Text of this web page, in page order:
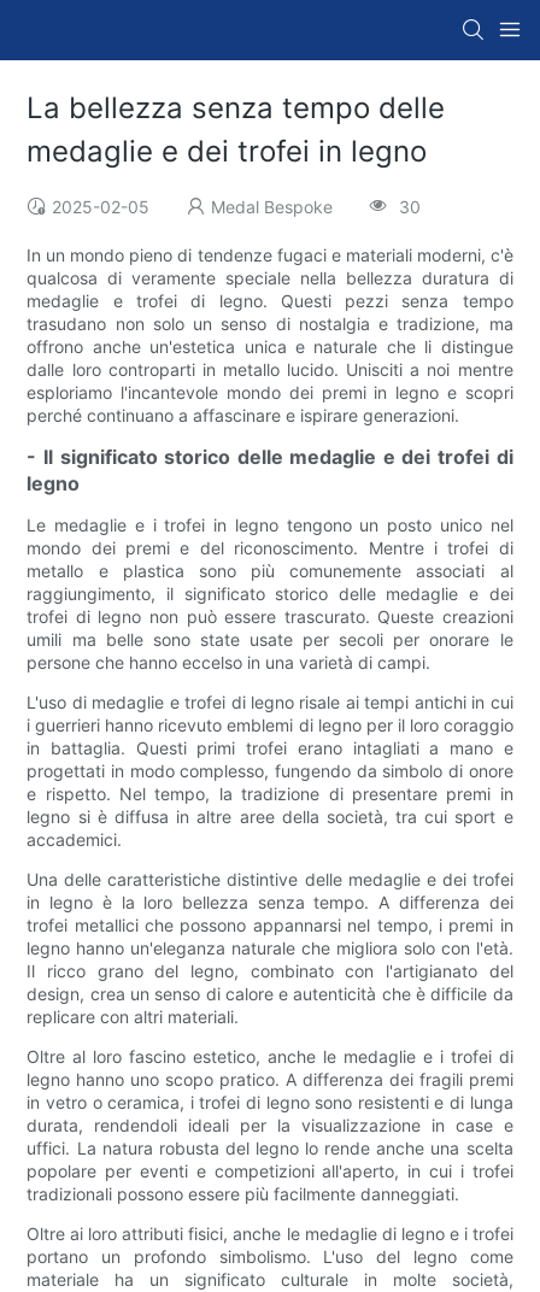
La bellezza senza tempo delle
medaglie e dei trofei in legno
2025-02-05 Medal Bespoke 30
In un mondo pieno di tendenze fugaci e materiali moderni, c'è
qualcosa di veramente speciale nella bellezza duratura di
medaglie e trofei di legno. Questi pezzi senza tempo
trasudano non solo un senso di nostalgia e tradizione, ma
offrono anche un'estetica unica e naturale che li distingue
dalle loro controparti in metallo lucido. Unisciti a noi mentre
esploriamo l'incantevole mondo dei premi in legno e scopri
perché continuano a affascinare e ispirare generazioni.
- Il significato storico delle medaglie e dei trofei di
legno
Le medaglie e i trofei in legno tengono un posto unico nel
mondo dei premi e del riconoscimento. Mentre i trofei di
metallo e plastica sono più comunemente associati al
raggiungimento, il significato storico delle medaglie e dei
trofei di legno non può essere trascurato. Queste creazioni
umili ma belle sono state usate per secoli per onorare le
persone che hanno eccelso in una varietà di campi.
L'uso di medaglie e trofei di legno risale ai tempi antichi in cui
i guerrieri hanno ricevuto emblemi di legno per il loro coraggio
in battaglia. Questi primi trofei erano intagliati a mano e
progettati in modo complesso, fungendo da simbolo di onore
e rispetto. Nel tempo, la tradizione di presentare premi in
legno si è diffusa in altre aree della società, tra cui sport e
accademici.
Una delle caratteristiche distintive delle medaglie e dei trofei
in legno è la loro bellezza senza tempo. A differenza dei
trofei metallici che possono appannarsi nel tempo, i premi in
legno hanno un'eleganza naturale che migliora solo con l'età.
Il ricco grano del legno, combinato con l'artigianato del
design, crea un senso di calore e autenticità che è difficile da
replicare con altri materiali.
Oltre al loro fascino estetico, anche le medaglie e i trofei di
legno hanno uno scopo pratico. A differenza dei fragili premi
in vetro o ceramica, i trofei di legno sono resistenti e di lunga
durata, rendendoli ideali per la visualizzazione in case e
uffici. La natura robusta del legno lo rende anche una scelta
popolare per eventi e competizioni all'aperto, in cui i trofei
tradizionali possono essere più facilmente danneggiati.
Oltre ai loro attributi fisici, anche le medaglie di legno e i trofei
portano un profondo simbolismo. L'uso del legno come
materiale ha un significato culturale in molte società,